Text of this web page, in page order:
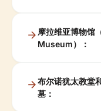
摩拉维亚博物馆
Museum）：
布尔诺犹太教堂
墓：